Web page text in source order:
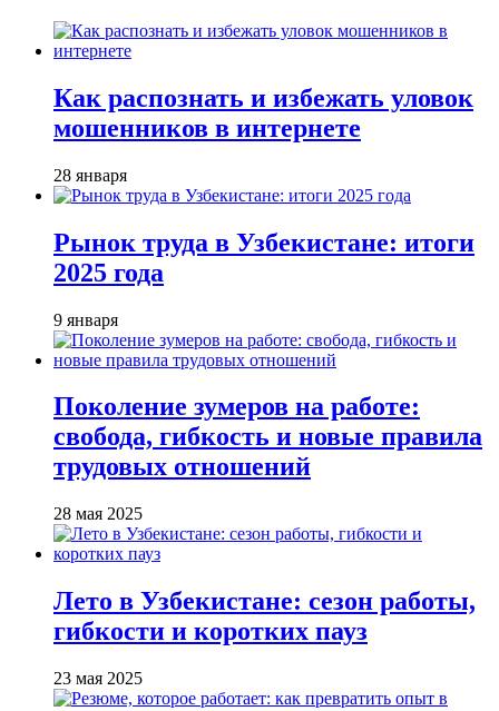
Как распознать и избежать уловок
мошенников в интернете
28 января
Рынок труда в Узбекистане: итоги
2025 года
9 января
Поколение зумеров на работе:
свобода, гибкость и новые правила
трудовых отношений
28 мая 2025
Лето в Узбекистане: сезон работы,
гибкости и коротких пауз
23 мая 2025